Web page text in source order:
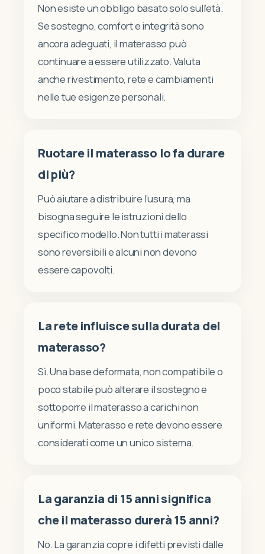
Non esiste un obbligo basato solo sull’età.
Se sostegno, comfort e integrità sono
ancora adeguati, il materasso può
continuare a essere utilizzato. Valuta
anche rivestimento, rete e cambiamenti
nelle tue esigenze personali.
Ruotare il materasso lo fa durare
di più?
Può aiutare a distribuire l’usura, ma
bisogna seguire le istruzioni dello
specifico modello. Non tutti i materassi
sono reversibili e alcuni non devono
essere capovolti.
La rete influisce sulla durata del
materasso?
Sì. Una base deformata, non compatibile o
poco stabile può alterare il sostegno e
sottoporre il materasso a carichi non
uniformi. Materasso e rete devono essere
considerati come un unico sistema.
La garanzia di 15 anni significa
che il materasso durerà 15 anni?
No. La garanzia copre i difetti previsti dalle